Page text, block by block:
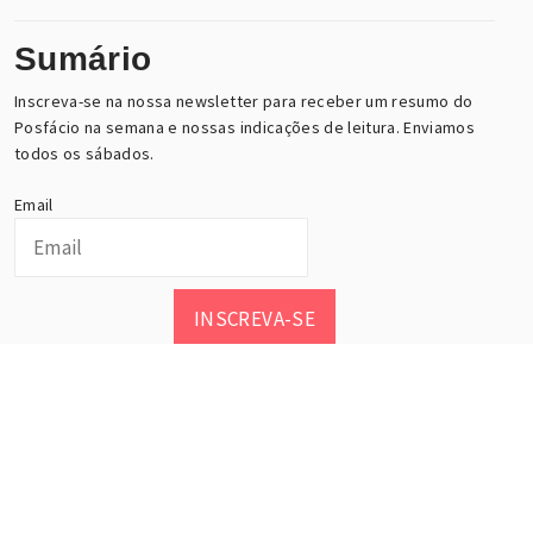
Sumário
Inscreva-se na nossa newsletter para receber um resumo do
Posfácio na semana e nossas indicações de leitura. Enviamos
todos os sábados.
Email
INSCREVA-SE